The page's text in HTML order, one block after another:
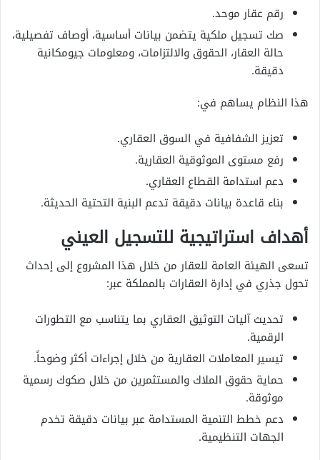
رقم عقار موحد.
صك تسجيل ملكية يتضمن بيانات أساسية، أوصاف تفصيلية،
حالة العقار، الحقوق والالتزامات، ومعلومات جيومكانية
دقيقة.
هذا النظام يساهم في:
تعزيز الشفافية في السوق العقاري.
رفع مستوى الموثوقية العقارية.
دعم استدامة القطاع العقاري.
بناء قاعدة بيانات دقيقة تدعم البنية التحتية الحديثة.
أهداف استراتيجية للتسجيل العيني
تسعى الهيئة العامة للعقار من خلال هذا المشروع إلى إحداث
تحول جذري في إدارة العقارات بالمملكة عبر:
تحديث آليات التوثيق العقاري بما يتناسب مع التطورات
الرقمية.
تيسير المعاملات العقارية من خلال إجراءات أكثر وضوحاً.
حماية حقوق الملاك والمستثمرين من خلال صكوك رسمية
موثوقة.
دعم خطط التنمية المستدامة عبر بيانات دقيقة تخدم
الجهات التنظيمية.